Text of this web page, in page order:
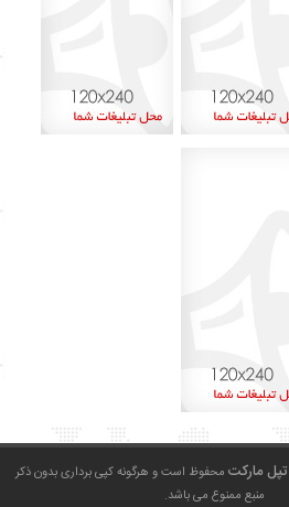
تپل مارکت محفوظ است و هرگونه کپی برداری بدون ذکر
منبع ممنوع می باشد.